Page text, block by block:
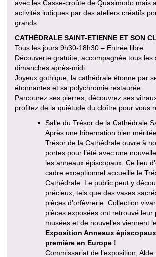
avec les Casse-croûte de Quasimodo mais
activités ludiques par des ateliers créatifs
grands.
CATHÉDRALE SAINT-ETIENNE ET SON
Tous les jours 9h30-18h30 – Entrée libre
Découverte gratuite, accompagnée tous les
dimanches après-midi
Joyeux gothique, la cathédrale étonne par
étonnantes et sa polychromie restaurée.
Parcourez ses pierres, découvrez ses
profitez de la quiétude du cloître pour vous
Salle du Trésor de la Cathédrale
Après une hibernation bien
Trésor de la Cathédrale ouvre à
portes pour l’été avec une
les anneaux épiscopaux. Ce lieu
cadre exceptionnel accueille le
Cathédrale. Le public peut y
précieux, tels que des vases
pièces d’orfèvrerie. Collection
pièces exposées ont retrouvé leur
musées et de nouvelles viennent
Exposition Anneaux
première en Europe !
Commissariat de l’exposition, Alde